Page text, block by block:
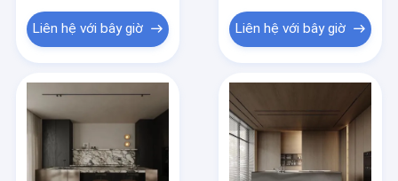
Liên hệ với bây giờ Liên hệ với bây giờ